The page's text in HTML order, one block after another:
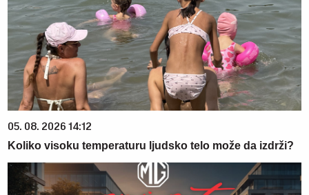
05. 08. 2026 14:12
Koliko visoku temperaturu ljudsko telo može da izdrži?